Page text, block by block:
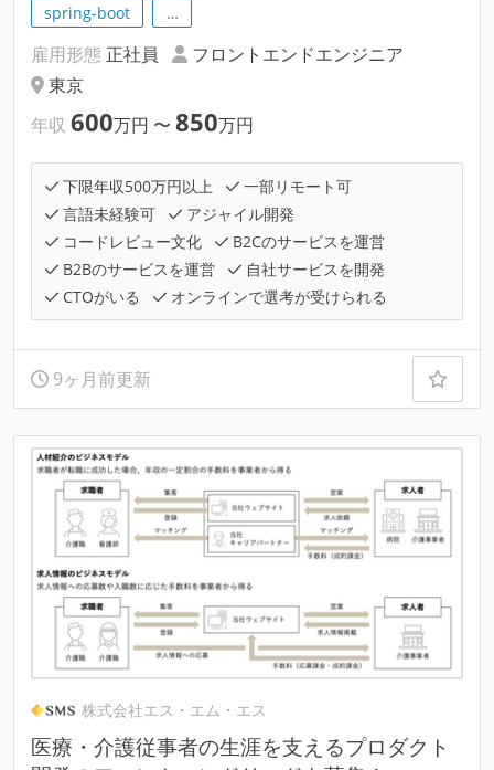
spring-boot
…
雇用形態 正社員
フロントエンドエンジニア
東京
年収 600万円 〜 850万円
下限年収500万円以上
一部リモート可
言語未経験可
アジャイル開発
コードレビュー文化
B2Cのサービスを運営
B2Bのサービスを運営
自社サービスを開発
CTOがいる
オンラインで選考が受けられる
9ヶ月前更新
株式会社エス・エム・エス
医療・介護従事者の生涯を支えるプロダクト